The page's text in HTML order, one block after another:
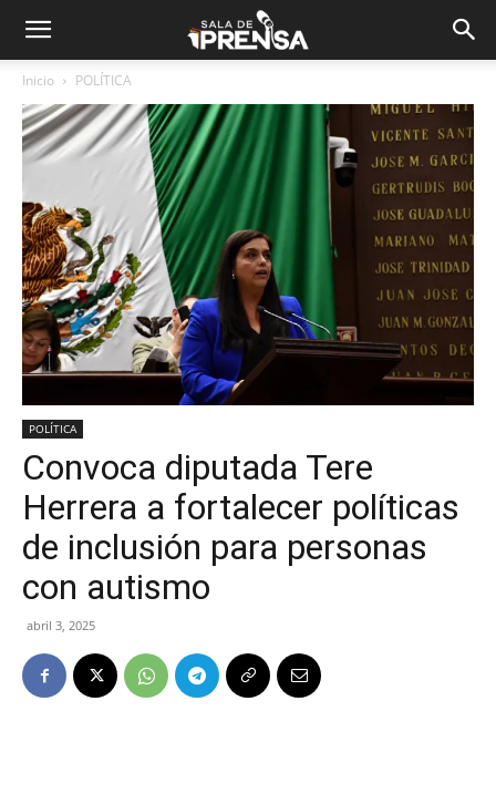
Inicio POLÍTICA
POLÍTICA
Convoca diputada Tere
Herrera a fortalecer políticas
de inclusión para personas
con autismo
abril 3, 2025